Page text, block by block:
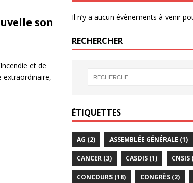
son
et de
extraordinaire,
Il n’y a aucun évènements à venir
RECHERCHER
ÉTIQUETTES
AG (2) ASSEMBLÉE GÉNÉRALE (1)
CANCER(3) CASDIS(1) CNSIS
CONCOURS(18) CONGRÈS(2)